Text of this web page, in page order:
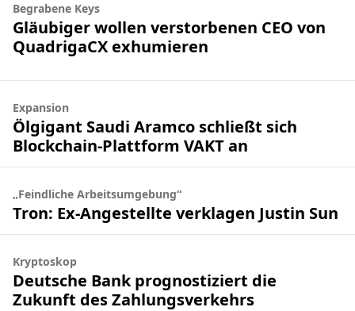
Begrabene Keys
Gläubiger wollen verstorbenen CEO von
QuadrigaCX exhumieren
Expansion
Ölgigant Saudi Aramco schließt sich
Blockchain-Plattform VAKT an
„Feindliche Arbeitsumgebung“
Tron: Ex-Angestellte verklagen Justin Sun
Kryptoskop
Deutsche Bank prognostiziert die
Zukunft des Zahlungsverkehrs